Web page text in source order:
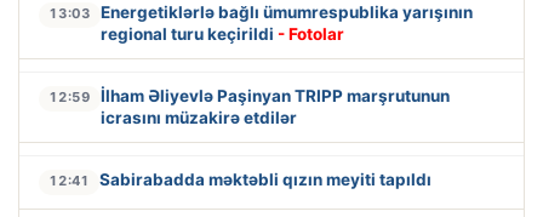
13:03
Energetiklərlə bağlı ümumrespublika yarışının
regional turu keçirildi - Fotolar
12:59
İlham Əliyevlə Paşinyan TRIPP marşrutunun
icrasını müzakirə etdilər
12:41 Sabirabadda məktəbli qızın meyiti tapıldı